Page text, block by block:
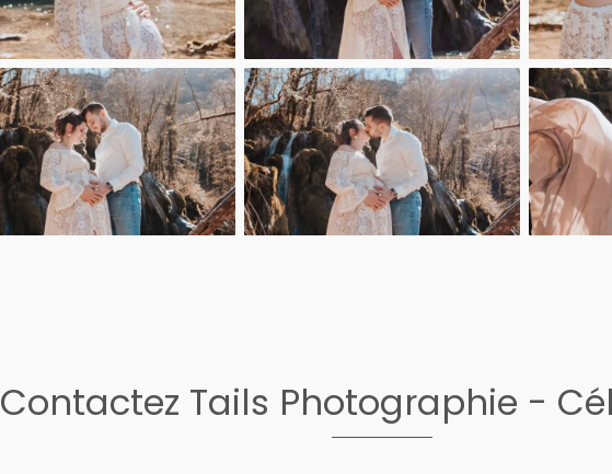
Contactez Tails Photographie -